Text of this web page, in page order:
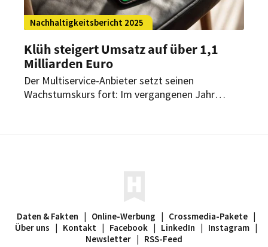
Nachhaltigkeitsbericht 2025
Klüh steigert Umsatz auf über 1,1
Milliarden Euro
Der Multiservice-Anbieter setzt seinen
Wachstumskurs fort: Im vergangenen Jahr
Daten & Fakten Online-Werbung Crossmedia-Pakete
Über uns
Kontakt Facebook LinkedIn Instagram
Newsletter
RSS-Feed